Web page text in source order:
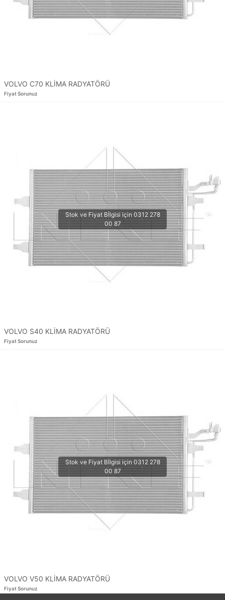
VOLVO C70 KLİMA RADYATÖRÜ
Fiyat Sorunuz
VOLVO S40 KLİMA RADYATÖRÜ
Fiyat Sorunuz
VOLVO V50 KLİMA RADYATÖRÜ
Fiyat Sorunuz